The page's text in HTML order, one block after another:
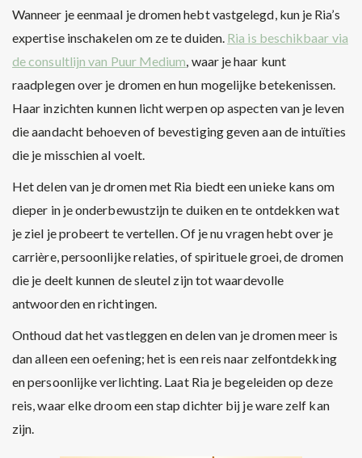
Wanneer je eenmaal je dromen hebt vastgelegd, kun je Ria’s
expertise inschakelen om ze te duiden. Ria is beschikbaar via
de consultlijn van Puur Medium, waar je haar kunt
raadplegen over je dromen en hun mogelijke betekenissen.
Haar inzichten kunnen licht werpen op aspecten van je leven
die aandacht behoeven of bevestiging geven aan de intuïties
die je misschien al voelt.
Het delen van je dromen met Ria biedt een unieke kans om
dieper in je onderbewustzijn te duiken en te ontdekken wat
je ziel je probeert te vertellen. Of je nu vragen hebt over je
carrière, persoonlijke relaties, of spirituele groei, de dromen
die je deelt kunnen de sleutel zijn tot waardevolle
antwoorden en richtingen.
Onthoud dat het vastleggen en delen van je dromen meer is
dan alleen een oefening; het is een reis naar zelfontdekking
en persoonlijke verlichting. Laat Ria je begeleiden op deze
reis, waar elke droom een stap dichter bij je ware zelf kan
zijn.